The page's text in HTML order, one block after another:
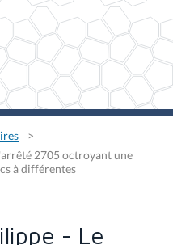
2705 octroyant une
à différentes
- Le